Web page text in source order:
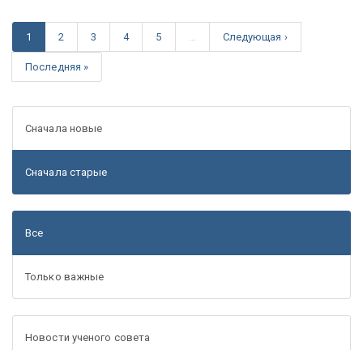
1 2 3 4 5 Следующая ›
Последняя »
Сначала новые
Сначала старые
Все
Только важные
Новости ученого совета